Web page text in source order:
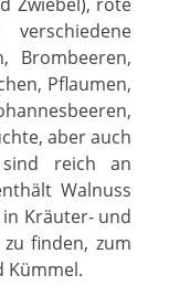
Brombeeren,
Pflaumen,
aber auch
sind reich an
Walnuss
Kräuter- und
finden, zum
Kümmel.